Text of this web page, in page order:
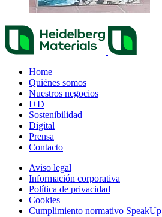
Home
Quiénes somos
Nuestros negocios
I+D
Sostenibilidad
Digital
Prensa
Contacto
Aviso legal
Información corporativa
Política de privacidad
Cookies
Cumplimiento normativo SpeakUp